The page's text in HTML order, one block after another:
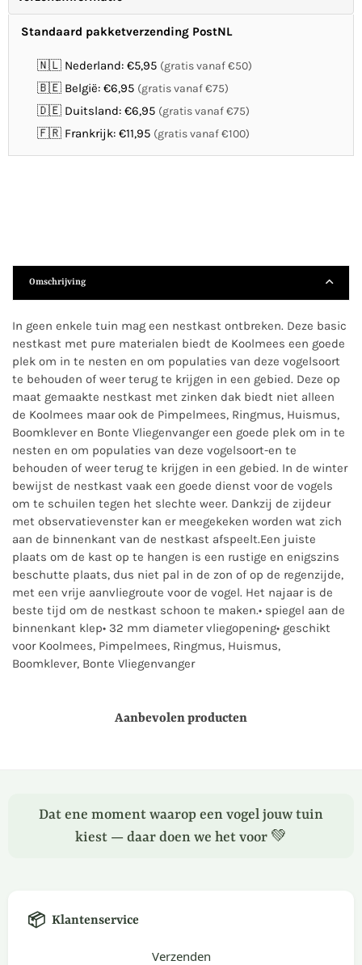
Standaard pakketverzending PostNL
🇳🇱 Nederland: €5,95 (gratis vanaf €50)
🇧🇪 België: €6,95 (gratis vanaf €75)
🇩🇪 Duitsland: €6,95 (gratis vanaf €75)
🇫🇷 Frankrijk: €11,95 (gratis vanaf €100)
Omschrijving
In geen enkele tuin mag een nestkast ontbreken. Deze basic
nestkast met pure materialen biedt de Koolmees een goede
plek om in te nesten en om populaties van deze vogelsoort
te behouden of weer terug te krijgen in een gebied. Deze op
maat gemaakte nestkast met zinken dak biedt niet alleen
de Koolmees maar ook de Pimpelmees, Ringmus, Huismus,
Boomklever en Bonte Vliegenvanger een goede plek om in te
nesten en om populaties van deze vogelsoort-en te
behouden of weer terug te krijgen in een gebied. In de winter
bewijst de nestkast vaak een goede dienst voor de vogels
om te schuilen tegen het slechte weer. Dankzij de zijdeur
met observatievenster kan er meegekeken worden wat zich
aan de binnenkant van de nestkast afspeelt.Een juiste
plaats om de kast op te hangen is een rustige en enigszins
beschutte plaats, dus niet pal in de zon of op de regenzijde,
met een vrije aanvliegroute voor de vogel. Het najaar is de
beste tijd om de nestkast schoon te maken.• spiegel aan de
binnenkant klep• 32 mm diameter vliegopening• geschikt
voor Koolmees, Pimpelmees, Ringmus, Huismus,
Boomklever, Bonte Vliegenvanger
Aanbevolen producten
Dat ene moment waarop een vogel jouw tuin
kiest — daar doen we het voor 💚
📦 Klantenservice
Verzenden